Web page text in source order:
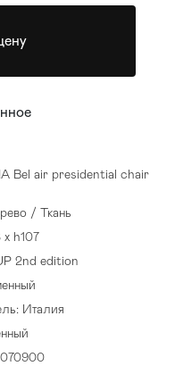
Bel air presidential chair
/ Ткань
h107
2nd edition
Италия